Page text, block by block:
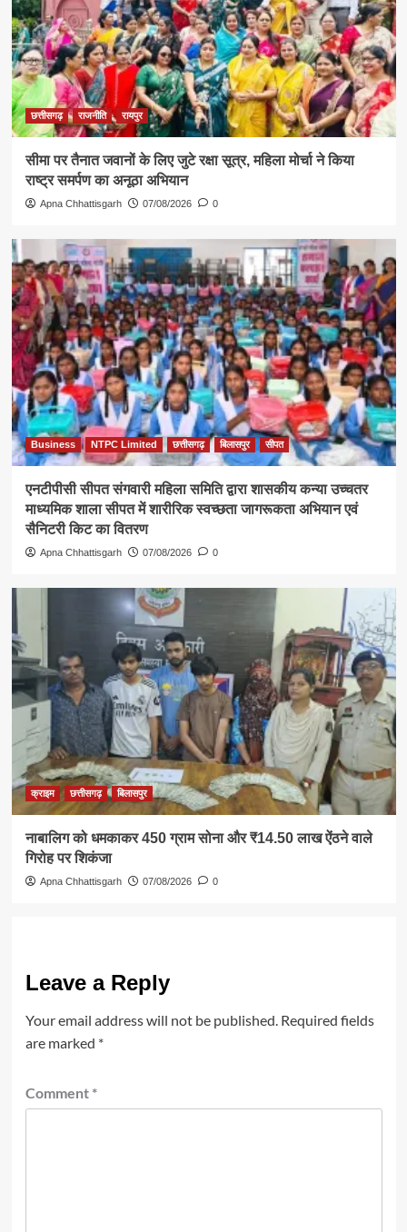
छत्तीसगढ़ राजनीति रायपुर
सीमा पर तैनात जवानों के लिए जुटे रक्षा सूत्र, महिला मोर्चा ने किया
राष्ट्र समर्पण का अनूठा अभियान
Apna Chhattisgarh 07/08/2026 0
Business NTPC Limited छत्तीसगढ़ बिलासपुर सीपत
एनटीपीसी सीपत संगवारी महिला समिति द्वारा शासकीय कन्या उच्चतर
माध्यमिक शाला सीपत में शारीरिक स्वच्छता जागरूकता अभियान एवं
सैनिटरी किट का वितरण
Apna Chhattisgarh 07/08/2026 0
क्राइम छत्तीसगढ़ बिलासपुर
नाबालिग को धमकाकर 450 ग्राम सोना और ₹14.50 लाख ऐंठने वाले
गिरोह पर शिकंजा
Apna Chhattisgarh 07/08/2026 0
Leave a Reply
Your email address will not be published. Required fields
are marked *
Comment *